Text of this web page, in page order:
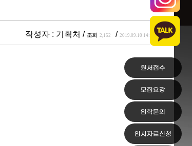
원서접수
모집요강
입학문의
입시자료신청
작성자 : 기획처 / 조회 2,152 / 2019.09.10 14:54